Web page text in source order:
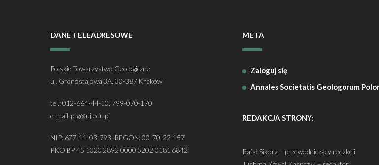
DANE TELEADRESOWE
Polskie Towarzystwo Geologiczne
ul. Gronostajowa 3A, 30-387 Kraków
tel.: 012-664-44-10, 799-070-170
e-mail: ptg@uj.edu.pl
NIP: 677-11-03-793, REGON: 00-70-22-157
PKO BP 45 1020 2892 0000 5202 0181 6842
META
Zaloguj się
Annales Societatis Geologorum
REDAKCJA STRONY:
Rafał Sikora – przewodniczący redakcji